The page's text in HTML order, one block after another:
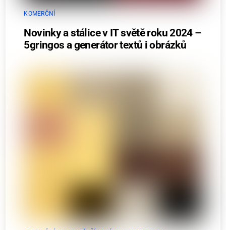
KOMERČNÍ
Novinky a stálice v IT světě roku 2024 –
5gringos a generátor textů i obrázků